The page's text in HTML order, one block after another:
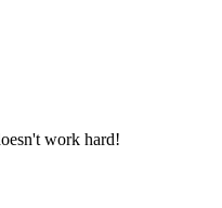
work hard!